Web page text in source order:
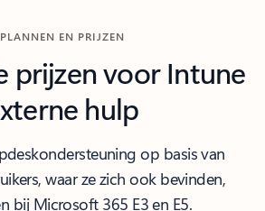
PLANNEN EN PRIJZEN
prijzen voor Intune
hulp
op basis van
waar ze zich ook bevinden,
bij Microsoft 365 E3 en E5.